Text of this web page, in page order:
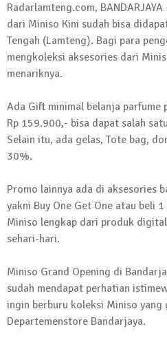
News Flash
Maling Jebol Plafon
Rumbia, Pelaku
26 Juli 2025 | 10:33
Kejari Geledah Kantor
Lamteng Terkait Dugaan
Hibah Koni
Berikut Jadwal Debat
Cawabup Lampung Tengah
13 Oktober 2024 | 12:22
Sasar Sejumlah Warga
12 Juli 2024 | 15:15
News Flash
Dengan Semangat Muda,
Radarlamteng.com,
dari Miniso Kini sudah bisa
Tengah (Lamteng). Bagi para
mengkoleksi aksesories dari
menariknya.
Ada Gift minimal belanja
Rp 159.900,- bisa dapat salah
Selain itu, ada gelas, Tote bag,
30%.
Promo lainnya ada di aksesories
yakni Buy One Get One atau beli
Miniso lengkap dari produk
sehari-hari.
Miniso Grand Opening di
sudah mendapat perhatian
ingin berburu koleksi Miniso yang
Departemenstore Bandarjaya.